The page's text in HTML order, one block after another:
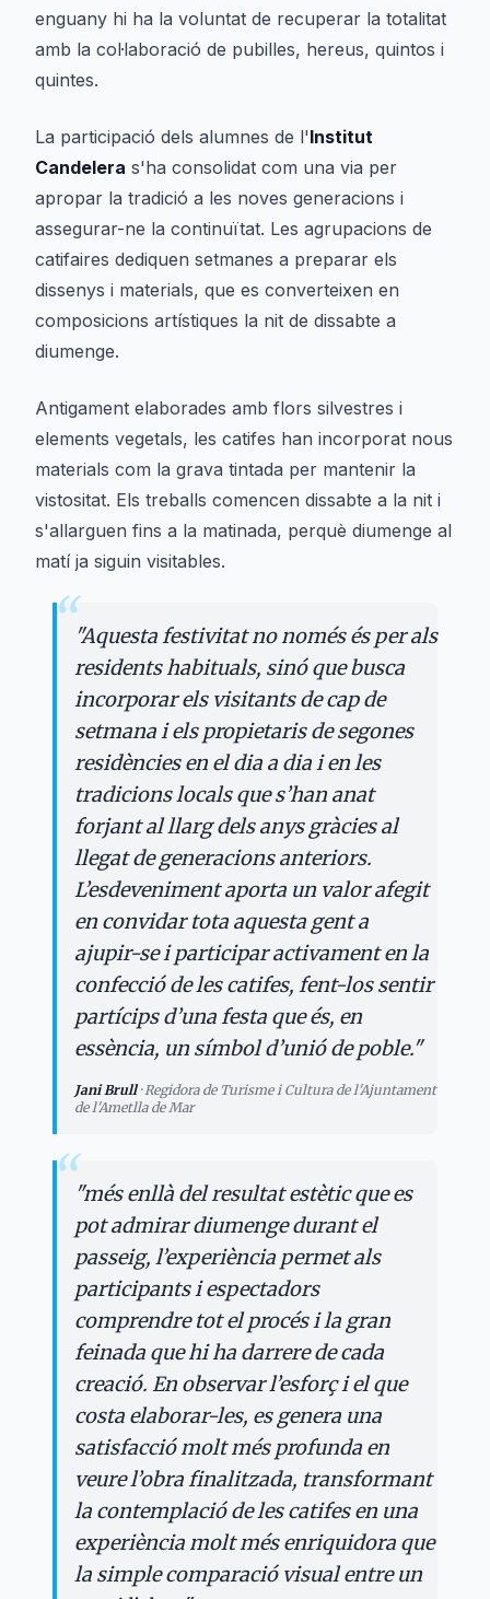
enguany hi ha la voluntat de recuperar la totalitat
amb la col·laboració de pubilles, hereus, quintos i
quintes.
La participació dels alumnes de l'Institut
Candelera s'ha consolidat com una via per
apropar la tradició a les noves generacions i
assegurar-ne la continuïtat. Les agrupacions de
catifaires dediquen setmanes a preparar els
dissenys i materials, que es converteixen en
composicions artístiques la nit de dissabte a
diumenge.
Antigament elaborades amb flors silvestres i
elements vegetals, les catifes han incorporat nous
materials com la grava tintada per mantenir la
vistositat. Els treballs comencen dissabte a la nit i
s'allarguen fins a la matinada, perquè diumenge al
matí ja siguin visitables.
“"Aquesta festivitat no només és per als
residents habituals, sinó que busca
incorporar els visitants de cap de
setmana i els propietaris de segones
residències en el dia a dia i en les
tradicions locals que s’han anat
forjant al llarg dels anys gràcies al
llegat de generacions anteriors.
L’esdeveniment aporta un valor afegit
en convidar tota aquesta gent a
ajupir-se i participar activament en la
confecció de les catifes, fent-los sentir
partícips d’una festa que és, en
essència, un símbol d’unió de poble."
Jani Brull·Regidora de Turisme i Cultura de l'Ajuntament
de l'Ametlla de Mar
“"més enllà del resultat estètic que es
pot admirar diumenge durant el
passeig, l’experiència permet als
participants i espectadors
comprendre tot el procés i la gran
feinada que hi ha darrere de cada
creació. En observar l’esforç i el que
costa elaborar-les, es genera una
satisfacció molt més profunda en
veure l’obra finalitzada, transformant
la contemplació de les catifes en una
experiència molt més enriquidora que
la simple comparació visual entre un